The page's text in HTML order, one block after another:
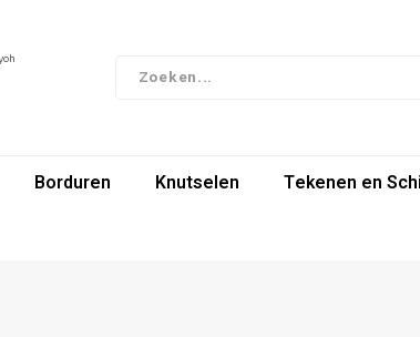
Borduren Knutselen Tekenen en